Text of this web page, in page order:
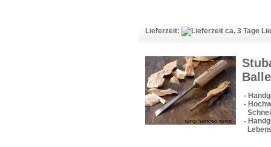
Lieferzeit:
-
-
-